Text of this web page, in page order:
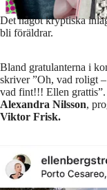
Det något kryptiska
bli föräldrar.
Bland gratulanterna i
skriver ”Oh, vad roligt
vad fint!!! Ellen
Alexandra Nilsson,
Viktor Frisk.